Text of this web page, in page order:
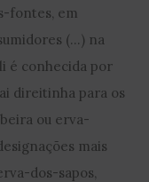
fontes, em
(…) na
é conhecida por
direitinha para os
ou erva-
mais
dos-sapos,